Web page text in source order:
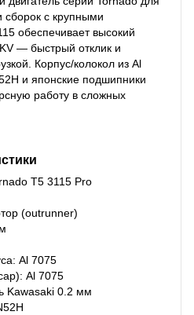
с крупными
обеспечивает высокий
— быстрый отклик и
Корпус/колокол из Al
и японские подшипники
работу в сложных
T5 3115 Pro
(outrunner)
Al 7075
Al 7075
Kawasaki 0.2 мм